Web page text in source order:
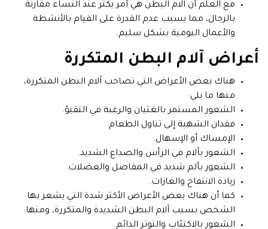
مع العلم أن آلام البطن هي أمر يكثر عند النساء مقارنة
بالرجال، مما يسبب عدم القدرة على القيام بالأنشطة
والأعمال اليومية بشكل سليم.
أعراض آلام البطن المتكررة
هناك بعض الأعراض التي تصاحب آلام البطن المتكررة،
منها ما يلي:
الشعور المستمر بالغثيان والرغبة في التقيؤ.
فقدان الشهية إلى تناول الطعام.
الإمساك أو الإسهال.
الشعور بآلام في الرأس والصداع الشديد.
الشعور بألم شديد في المفاصل والعضلات.
زيادة الانتفاخ والغازات.
كما أن هناك بعض الأعراض الأكثر شدة التي يشعر بها
الشخص بسبب آلام البطن الشديدة والمتكررة، ومنها:
الشعور بالاكتئاب والتوتر الدائم.